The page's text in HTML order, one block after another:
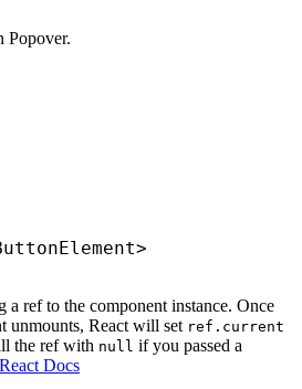
Popover.
>
a ref to the component instance. Once
unmounts, React will set ref.current
the ref with null if you passed a
React Docs